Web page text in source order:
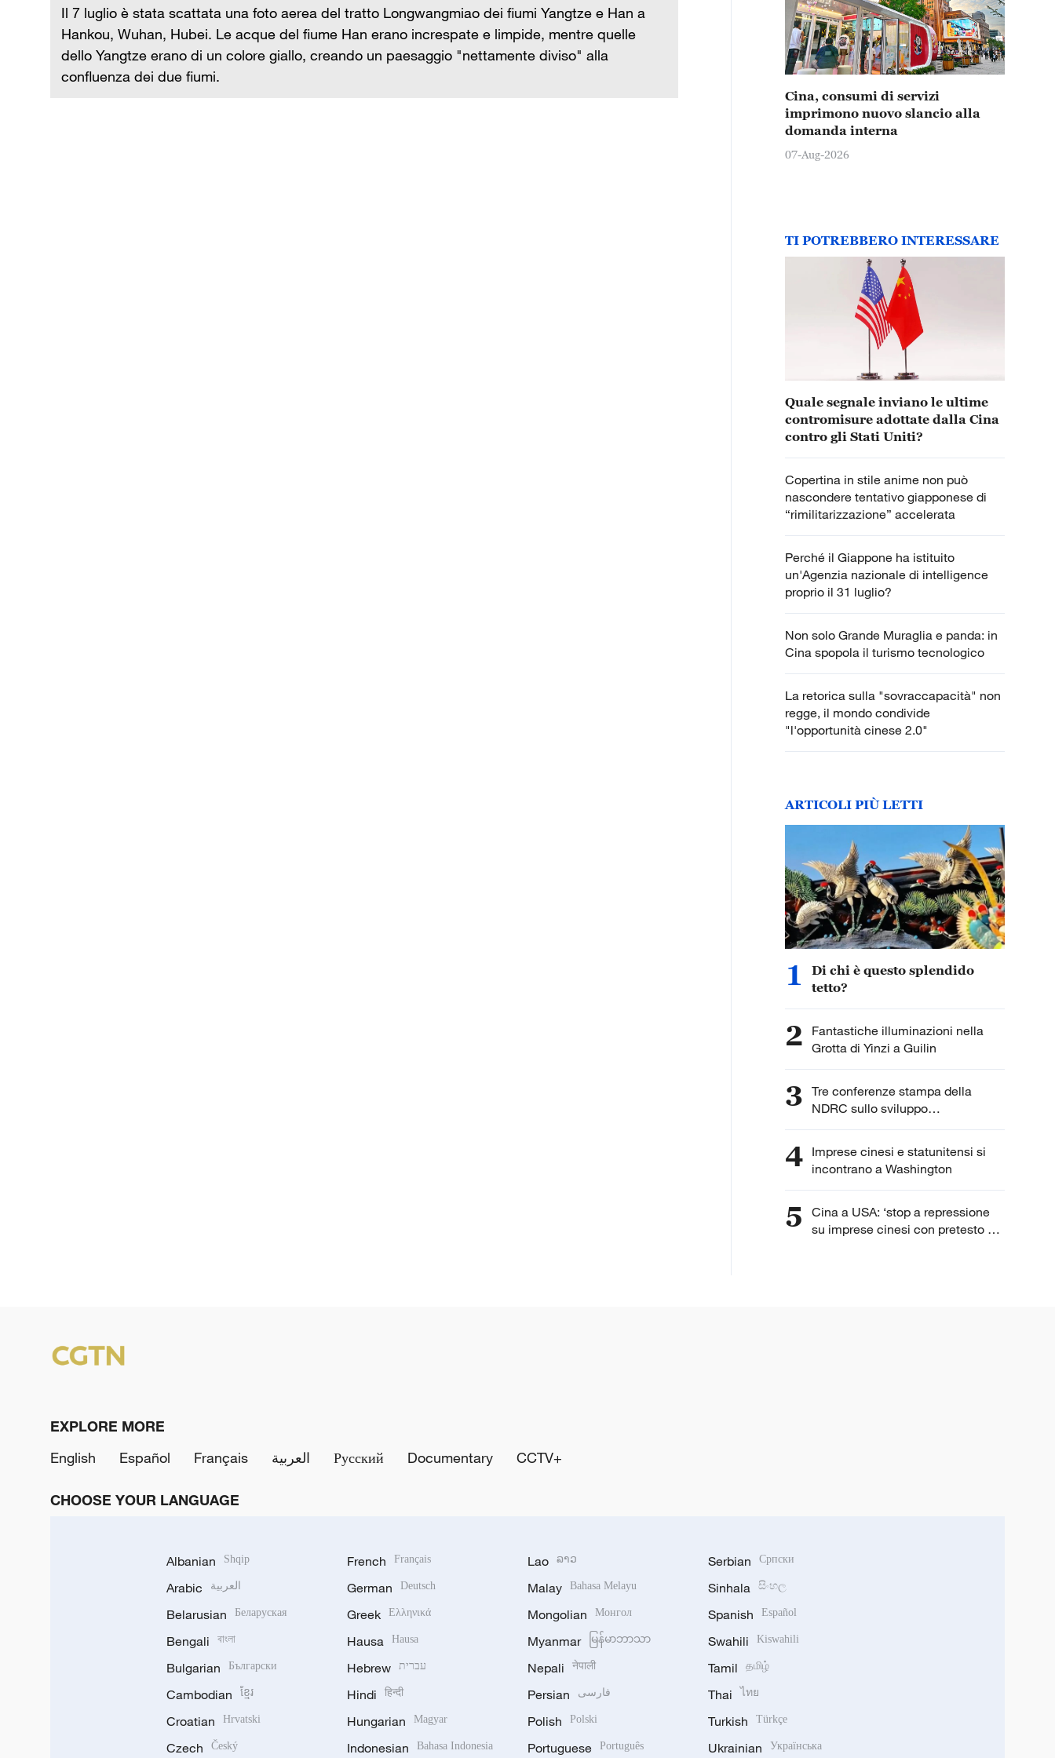
Il 7 luglio è stata scattata una foto aerea del tratto Longwangmiao dei fiumi Yangtze e Han a
Hankou, Wuhan, Hubei. Le acque del fiume Han erano increspate e limpide, mentre quelle
dello Yangtze erano di un colore giallo, creando un paesaggio "nettamente diviso" alla
confluenza dei due fiumi.
Il 7 luglio è stata scattata una foto aerea del tratto
Hankou, Wuhan, Hubei. Le acque del fiume Han erano
dello Yangtze erano di un colore giallo, creando un
confluenza dei due fiumi.
Cina, consumi di servizi
imprimono nuovo slancio alla
domanda interna
07-Aug-2026
TI POTREBBERO INTERESSARE
Quale segnale inviano le ultime
contromisure adottate dalla Cina
contro gli Stati Uniti?
Copertina in stile anime non può
nascondere tentativo giapponese di
“rimilitarizzazione” accelerata
Perché il Giappone ha istituito
un'Agenzia nazionale di intelligence
proprio il 31 luglio?
Non solo Grande Muraglia e panda: in
Cina spopola il turismo tecnologico
La retorica sulla "sovraccapacità" non
regge, il mondo condivide
"l'opportunità cinese 2.0"
ARTICOLI PIÙ LETTI
1
Di chi è questo splendido
tetto?
2
Fantastiche illuminazioni nella
Grotta di Yinzi a Guilin
3 Tre conferenze stampa della
NDRC sullo sviluppo
dell'intelligenza artificiale
4 Imprese cinesi e statunitensi si
incontrano a Washington
5
Cina a USA: ‘stop a repressione
su imprese cinesi con pretesto di
EXPLORE MORE
English
Español Français العربية Русский Documentary CCTV+
CHOOSE YOUR LANGUAGE
Albanian Shqip
Arabic العربية
Belarusian Беларуская
Bengali বাংলা
Bulgarian Български
Cambodian ខ្មែរ
Croatian Hrvatski
Czech Český
French Français
German Deutsch
Greek Ελληνικά
Hausa Hausa
Hebrew עברית
Hindi हिन्दी
Hungarian Magyar
Indonesian Bahasa Indonesia
Lao ລາວ
Malay Bahasa Melayu
Mongolian Монгол
Myanmar မြန်မာဘာသာ
Nepali नेपाली
Persian فارسی
Polish Polski
Portuguese Português
Serbian Српски
Sinhala සිංහල
Spanish Español
Swahili Kiswahili
Tamil தமிழ்
Thai ไทย
Turkish Türkçe
Ukrainian Українська